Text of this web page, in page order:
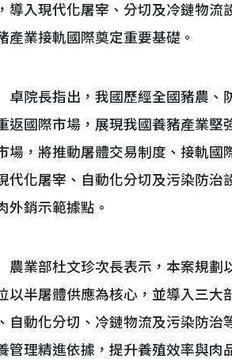
導入現代化屠宰、分切及冷鏈物流
產業接軌國際奠定重要基礎。
院長指出，我國歷經全國豬農、
返國際市場，展現我國養豬產業堅
場，將推動屠體交易制度、接軌國
代化屠宰、自動化分切及污染防
外銷示範據點。
業部杜文珍次長表示，本案規劃
以半屠體供應為核心，並導入三大
自動化分切、冷鏈物流及污染防治
管理精進依據，提升養殖效率與肉